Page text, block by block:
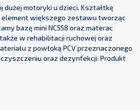
motoryki u dzieci. Kształtkę
element większego zestawu tworząc
bazę mini NC558 oraz materac
w rehabilitacji ruchowej oraz
z powłoką PCV przeznaczonego
oraz dezynfekcji. Produkt